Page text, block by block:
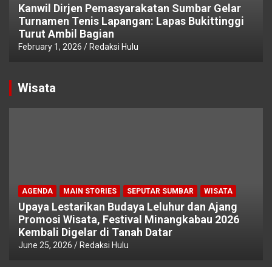
Kanwil Dirjen Pemasyarakatan Sumbar Gelar
Turnamen Tenis Lapangan: Lapas Bukittinggi
Turut Ambil Bagian
February 1, 2026 Redaksi Hulu
Wisata
AGENDA MAIN STORIES SEPUTAR SUMBAR WISATA
Upaya Lestarikan Budaya Leluhur dan Ajang
Promosi Wisata, Festival Minangkabau 2026
Kembali Digelar di Tanah Datar
June 25, 2026 Redaksi Hulu